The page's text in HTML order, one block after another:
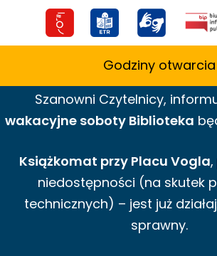
Godziny otwarcia
Szanowni Czytelnicy,
wakacyjne soboty Biblioteka
Książkomat przy Placu Vogla
niedostępności (na skutek
technicznych) – jest już
sprawny.